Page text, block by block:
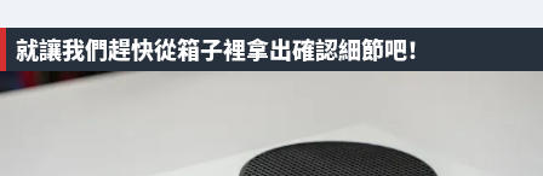
就讓我們趕快從箱子裡拿出確認細節吧！